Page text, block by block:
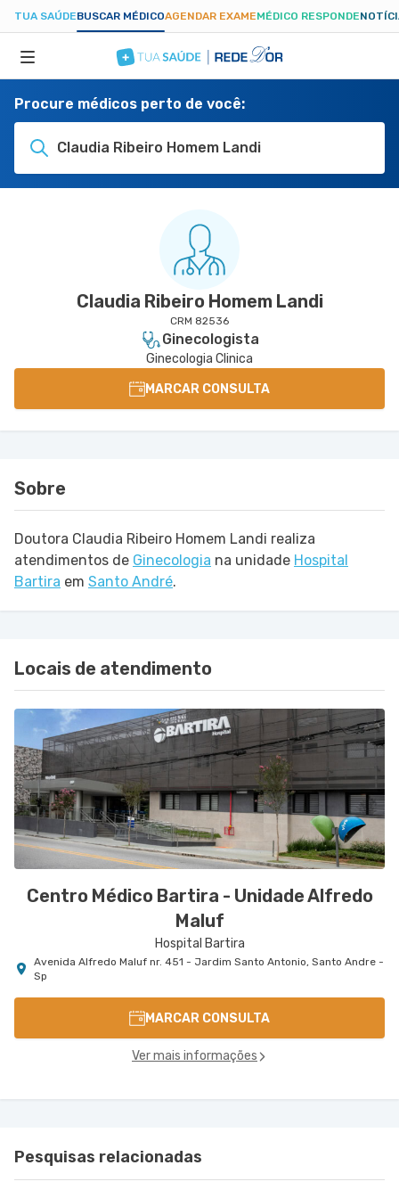
TUA SAÚDEBUSCAR MÉDICOAGENDAR EXAMEMÉDICO RESPONDE
ESPECIALIDADES
Procure médicos perto de você:
Claudia Ribeiro Homem Landi
Claudia Ribeiro Homem Landi
CRM 82536
Ginecologista
Ginecologia Clinica
MARCAR CONSULTA
Sobre
Doutora Claudia Ribeiro Homem Landi realiza
atendimentos de Ginecologia na unidade Hospital
Bartira em Santo André.
Locais de atendimento
Centro Médico Bartira - Unidade Alfredo
Maluf
Hospital Bartira
Avenida Alfredo Maluf nr. 451 - Jardim Santo Antonio, Santo Andre -
Sp
MARCAR CONSULTA
Ver mais informações
Pesquisas relacionadas